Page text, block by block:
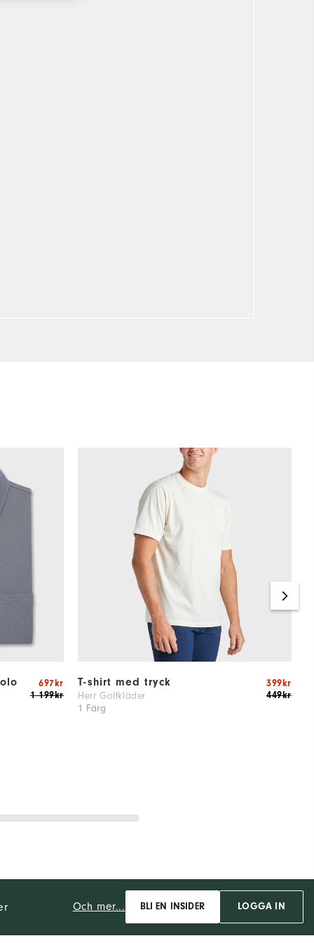
1 199kr
697kr T-shirt med tryck
Herr Golfkläder
1 Färg
449kr
399kr
Och mer... BLI EN INSIDER LOGGA IN